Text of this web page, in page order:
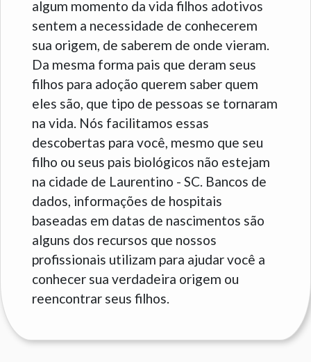
algum momento da vida filhos adotivos
sentem a necessidade de conhecerem
sua origem, de saberem de onde vieram.
Da mesma forma pais que deram seus
filhos para adoção querem saber quem
eles são, que tipo de pessoas se tornaram
na vida. Nós facilitamos essas
descobertas para você, mesmo que seu
filho ou seus pais biológicos não estejam
na cidade de Laurentino - SC. Bancos de
dados, informações de hospitais
baseadas em datas de nascimentos são
alguns dos recursos que nossos
profissionais utilizam para ajudar você a
conhecer sua verdadeira origem ou
reencontrar seus filhos.